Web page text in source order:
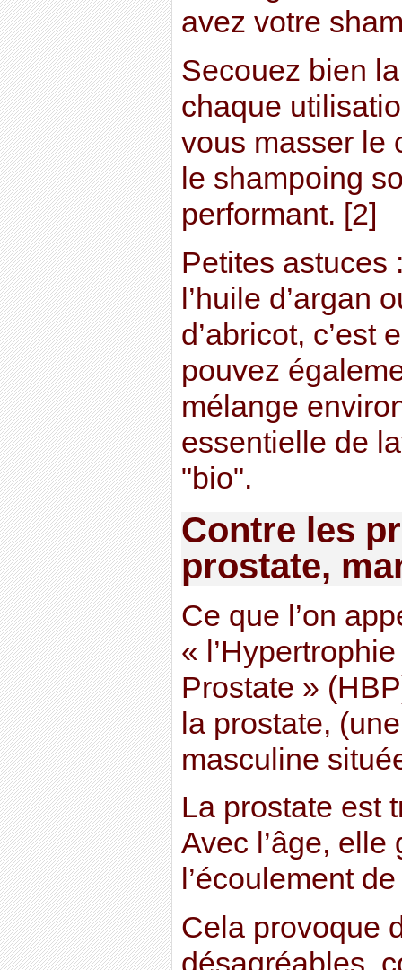
avez votre
Secouez bien
chaque
vous masser le
le shampoing
performant. [2]
Petites astuces
l’huile d’argan
d’abricot, c’est
pouvez
mélange
essentielle de
"bio".
Contre les
prostate,
Ce que l’on
«
Prostate »
la prostate,
masculine
La prostate est
Avec l’âge,
l’écoulement
Cela provoque
désagréables,